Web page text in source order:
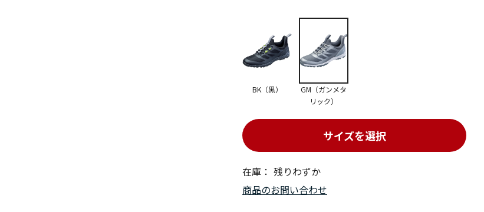
在庫： 残りわずか
サイズを選択
BK（黒）
GM（ガンメタ
リック）
商品のお問い合わせ